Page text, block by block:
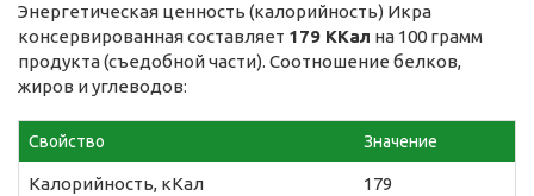
Энергетическая ценность (калорийность) Икра
консервированная составляет 179 ККал на 100 грамм
продукта (съедобной части). Соотношение белков,
жиров и углеводов:
Свойство Значение
Калорийность, кКал 179